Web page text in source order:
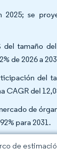
2025; se
tamaño
de 2026 a
del
CAGR del
de
para 2031.
de